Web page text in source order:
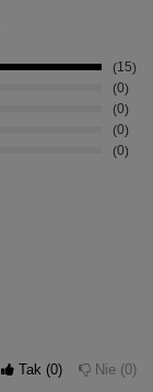
15
0
0
0
0
Tak 0 Nie 0